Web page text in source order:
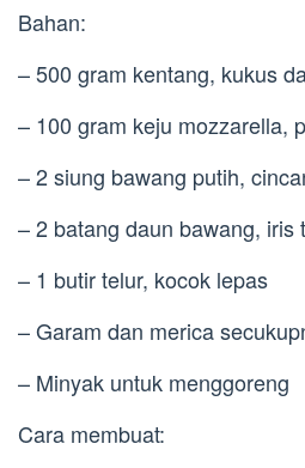
Bahan:
– 500 gram kentang, kukus
– 100 gram keju mozzarella,
– 2 siung bawang putih,
– 2 batang daun bawang, iris
– 1 butir telur, kocok lepas
– Garam dan merica
– Minyak untuk menggoreng
Cara membuat: